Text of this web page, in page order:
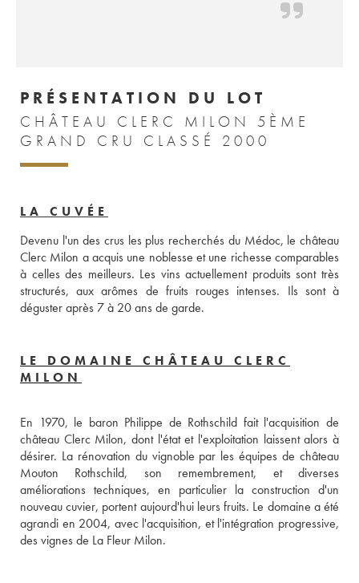
PRÉSENTATION DU LOT
CHÂTEAU CLERC MILON 5ÈME
GRAND CRU CLASSÉ 2000
LA CUVÉE
Devenu l'un des crus les plus recherchés du Médoc, le château
Clerc Milon a acquis une noblesse et une richesse comparables
à celles des meilleurs. Les vins actuellement produits sont très
structurés, aux arômes de fruits rouges intenses. Ils sont à
déguster après 7 à 20 ans de garde.
LE DOMAINE CHÂTEAU CLERC
MILON
En 1970, le baron Philippe de Rothschild fait l'acquisition de
château Clerc Milon, dont l'état et l'exploitation laissent alors à
désirer. La rénovation du vignoble par les équipes de château
Mouton Rothschild, son remembrement, et diverses
améliorations techniques, en particulier la construction d'un
nouveau cuvier, portent aujourd'hui leurs fruits. Le domaine a été
agrandi en 2004, avec l'acquisition, et l'intégration progressive,
des vignes de La Fleur Milon.